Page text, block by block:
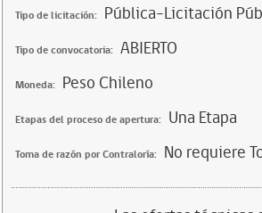
Tipo de licitación: Pública-Licitación
Tipo de convocatoria: ABIERTO
Moneda: Peso Chileno
Etapas del proceso de apertura: Una Etapa
Toma de razón por Contraloría: No requiere